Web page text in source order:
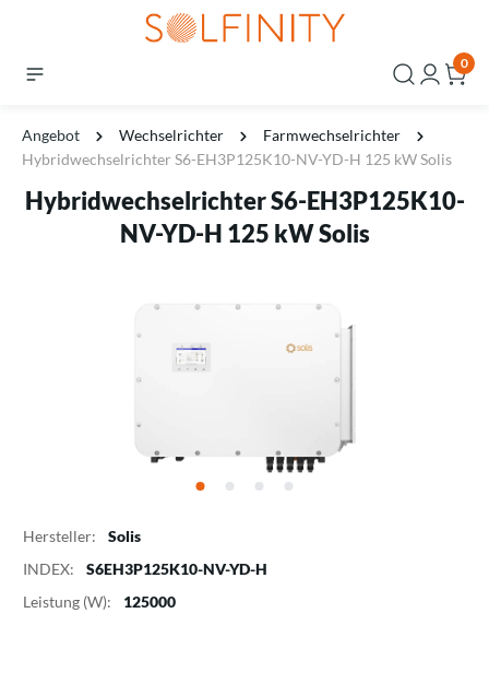
0
Angebot Wechselrichter
Farmwechselrichter
Hybridwechselrichter S6-EH3P125K10-NV-YD-H 125 kW Solis
Hybridwechselrichter S6-EH3P125K10-
NV-YD-H 125 kW Solis
Hersteller:
Solis
INDEX:
S6EH3P125K10-NV-YD-H
Leistung (W):
125000